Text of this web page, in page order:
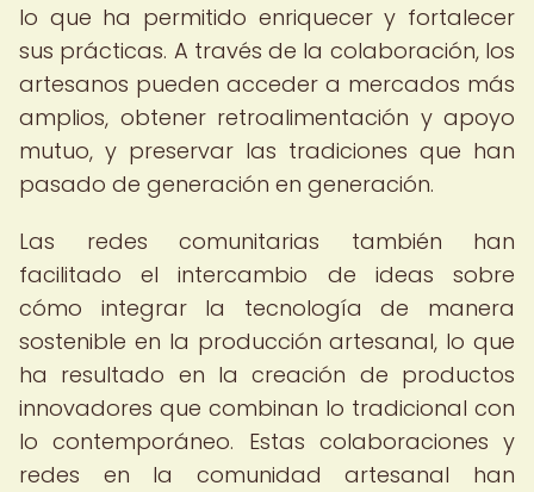
lo que ha permitido enriquecer y fortalecer
sus prácticas. A través de la colaboración, los
artesanos pueden acceder a mercados más
amplios, obtener retroalimentación y apoyo
mutuo, y preservar las tradiciones que han
pasado de generación en generación.
Las redes comunitarias también han
facilitado el intercambio de ideas sobre
cómo integrar la tecnología de manera
sostenible en la producción artesanal, lo que
ha resultado en la creación de productos
innovadores que combinan lo tradicional con
lo contemporáneo. Estas colaboraciones y
redes en la comunidad artesanal han